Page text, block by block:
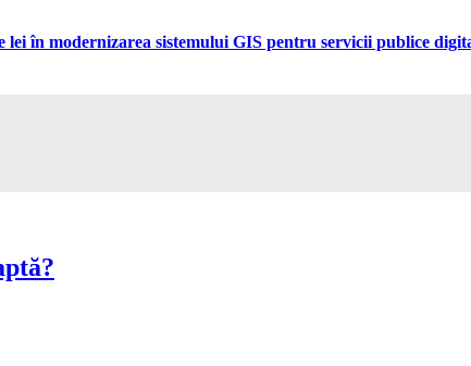
lei în modernizarea sistemului GIS pentru servicii publice